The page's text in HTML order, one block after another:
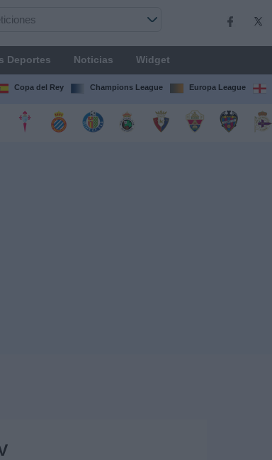
Deportes Noticias Widget
Copa del Rey Champions League Europa League